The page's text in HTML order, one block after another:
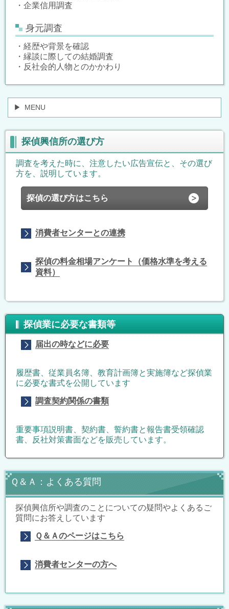
・企業信用調査
身元調査
・経歴や背景を確認
・縁談に際しての結婚調査
・反社会的人物とのかかわり
MENU
探偵興信所の選び方
調査を考えた時に、注意したい広告宣伝と、その選び
方を、説明しています。
探偵の選び方はこちら
消費者センターとの連携
探偵の料金相場アンケート（価格水準を考える
資料）
探偵業に必要な書類等
届出の時などに必要
履歴書、従業員名簿、教育計画簿と実施簿など探偵業
に必要な書式を公開しています
調査契約関係の書類
重要事項説明書、契約書、誓約書と報告書受領確認
書、反社対策書面などを販売しています。
Ｑ＆Ａ：よくある質問
探偵興信所や調査のことについての疑問やよくあるご
質問にお答えしています
Ｑ＆Ａのページはこちら
消費者センターの方へ